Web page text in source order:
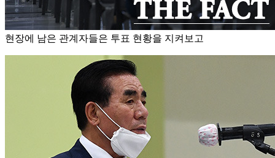
현장에 남은 관계자들은 투표 현황을 지켜보고